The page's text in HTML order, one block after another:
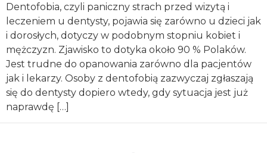
Dentofobia, czyli paniczny strach przed wizytą i
leczeniem u dentysty, pojawia się zarówno u dzieci jak
i dorosłych, dotyczy w podobnym stopniu kobiet i
mężczyzn. Zjawisko to dotyka około 90 % Polaków.
Jest trudne do opanowania zarówno dla pacjentów
jak i lekarzy. Osoby z dentofobią zazwyczaj zgłaszają
się do dentysty dopiero wtedy, gdy sytuacja jest już
naprawdę […]